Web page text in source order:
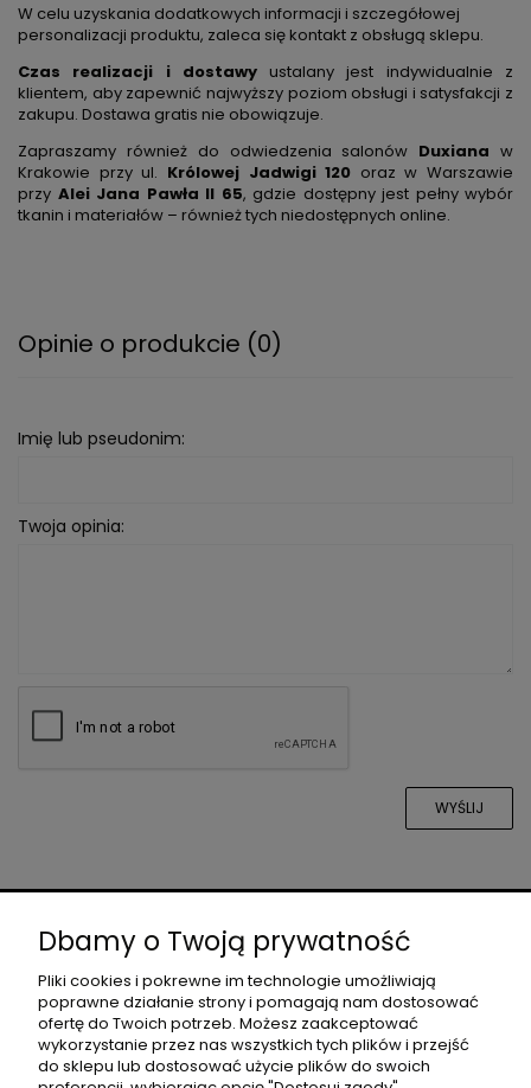
W celu uzyskania dodatkowych informacji i szczegółowej
personalizacji produktu, zaleca się kontakt z obsługą sklepu.
Czas realizacji i dostawyustalany jest indywidualnie z
klientem, aby zapewnić najwyższy poziom obsługi i satysfakcji z
zakupu. Dostawa gratis nie obowiązuje.
Zapraszamy również do odwiedzenia salonów Duxiana w
Krakowie przy ul. Królowej Jadwigi 120 oraz w Warszawie
przy Alei Jana Pawła II 65, gdzie dostępny jest pełny wybór
tkanin i materiałów – również tych niedostępnych online.
Opinie o produkcie (0)
Imię lub pseudonim:
Twoja opinia:
WYŚLIJ
DLA PROJEKTANTÓW
Dbamy o Twoją prywatność
Pliki cookies i pokrewne im technologie umożliwiają
poprawne działanie strony i pomagają nam dostosować
ofertę do Twoich potrzeb. Możesz zaakceptować
wykorzystanie przez nas wszystkich tych plików i przejść
do sklepu lub dostosować użycie plików do swoich